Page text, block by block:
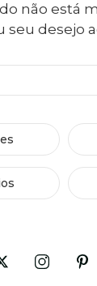
não está
seu desejo